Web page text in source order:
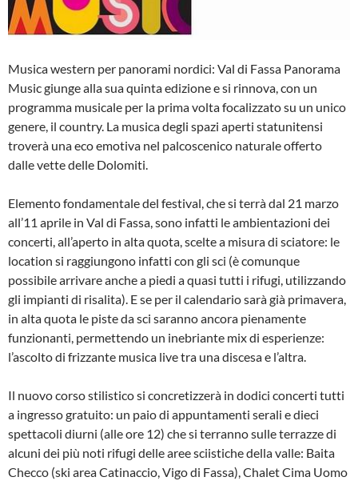
Musica western per panorami nordici: Val di Fassa Panorama
Music giunge alla sua quinta edizione e si rinnova, con un
programma musicale per la prima volta focalizzato su un unico
genere, il country. La musica degli spazi aperti statunitensi
troverà una eco emotiva nel palcoscenico naturale offerto
dalle vette delle Dolomiti.
Elemento fondamentale del festival, che si terrà dal 21 marzo
all’11 aprile in Val di Fassa, sono infatti le ambientazioni dei
concerti, all’aperto in alta quota, scelte a misura di sciatore: le
location si raggiungono infatti con gli sci (è comunque
possibile arrivare anche a piedi a quasi tutti i rifugi, utilizzando
gli impianti di risalita). E se per il calendario sarà già primavera,
in alta quota le piste da sci saranno ancora pienamente
funzionanti, permettendo un inebriante mix di esperienze:
l’ascolto di frizzante musica live tra una discesa e l’altra.
Il nuovo corso stilistico si concretizzerà in dodici concerti tutti
a ingresso gratuito: un paio di appuntamenti serali e dieci
spettacoli diurni (alle ore 12) che si terranno sulle terrazze di
alcuni dei più noti rifugi delle aree sciistiche della valle: Baita
Checco (ski area Catinaccio, Vigo di Fassa), Chalet Cima Uomo